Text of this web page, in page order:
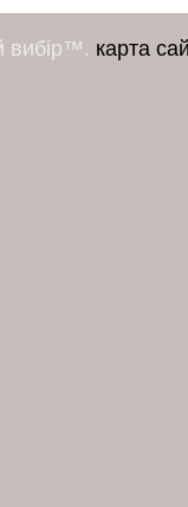
вибір™. карта